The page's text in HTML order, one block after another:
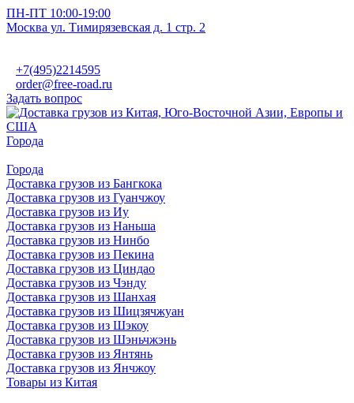
ПН-ПТ 10:00-19:00
Москва ул. Тимирязевская д. 1 стр. 2
+7(495)2214595
order@free-road.ru
Задать вопрос
Города
Города
Доставка грузов из Бангкока
Доставка грузов из Гуанчжоу
Доставка грузов из Иу
Доставка грузов из Наньша
Доставка грузов из Нинбо
Доставка грузов из Пекина
Доставка грузов из Циндао
Доставка грузов из Чэнду
Доставка грузов из Шанхая
Доставка грузов из Шицзячжуан
Доставка грузов из Шэкоу
Доставка грузов из Шэньчжэнь
Доставка грузов из Янтянь
Доставка грузов из Янчжоу
Товары из Китая